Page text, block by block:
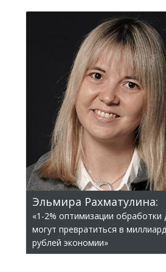
Эльмира Рахматулина:
«1-2% оптимизации обработки
могут превратиться в
рублей экономии»